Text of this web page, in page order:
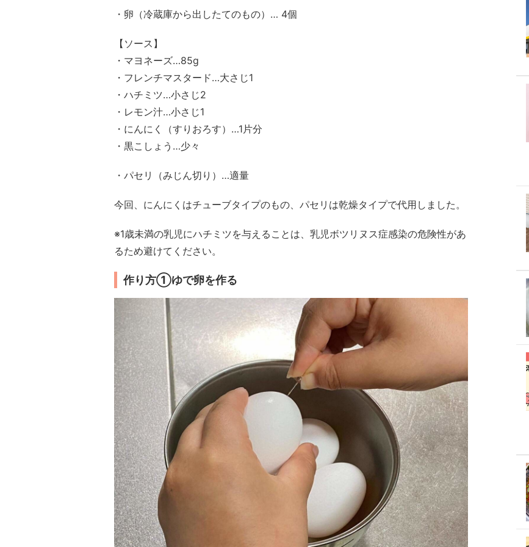
・卵（冷蔵庫から出したてのもの）… 4個
【ソース】
・マヨネーズ…85g
・フレンチマスタード…大さじ1
・ハチミツ…小さじ2
・レモン汁…小さじ1
・にんにく（すりおろす）…1片分
・黒こしょう…少々
・パセリ（みじん切り）…適量
今回、にんにくはチューブタイプのもの、パセリは乾燥タイプで代用しました。
※1歳未満の乳児にハチミツを与えることは、乳児ボツリヌス症感染の危険性があ
るため避けてください。
作り方①ゆで卵を作る